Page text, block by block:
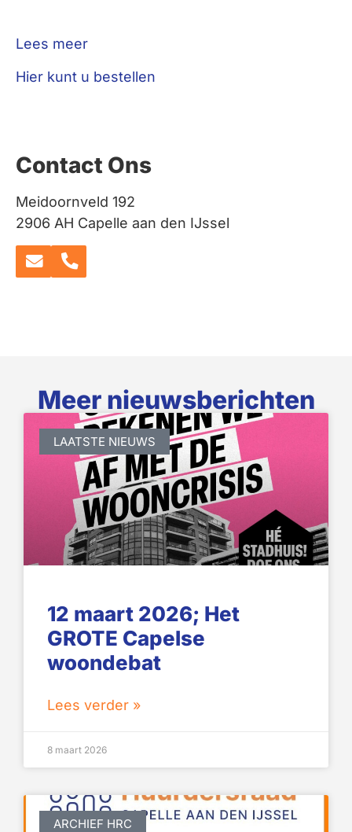
Lees meer
Hier kunt u bestellen
Contact Ons
Meidoornveld 192
2906 AH Capelle aan den IJssel
Meer nieuwsberichten
LAATSTE NIEUWS
12 maart 2026; Het
GROTE Capelse
woondebat
Lees verder »
8 maart 2026
ARCHIEF HRC